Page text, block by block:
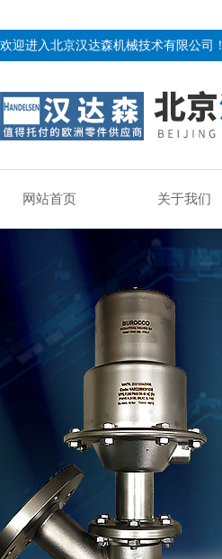
欢迎进入北京汉达森机械技术有限公司！
网站首页 关于我们